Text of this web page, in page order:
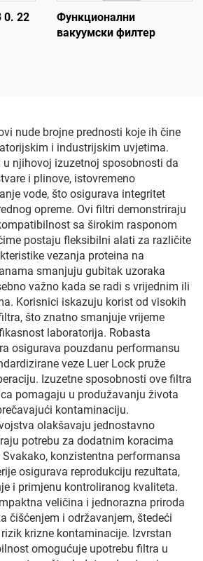
0. 22
Функционални
вакуумски филтер
nude brojne prednosti koje ih čine
i industrijskim uvjetima.
u njihovoj izuzetnoj sposobnosti da
i plinove, istovremeno
vode, što osigurava integritet
opreme. Ovi filtri demonstriraju
sa širokim rasponom
postaju fleksibilni alati za različite
vezanja proteina na
smanjuju gubitak uzoraka
važno kada se radi s vrijednim ili
Korisnici iskazuju korist od visokih
što znatno smanjuje vrijeme
laboratorija. Robasta
osigurava pouzdanu performansu
veze Luer Lock pruže
Izuzetne sposobnosti ove filtra
pomagaju u produžavanju života
kontaminaciju.
olakšavaju jednostavno
potrebu za dodatnim koracima
konzistentna performansa
osigurava reprodukciju rezultata,
i primjenu kontroliranog kvaliteta.
veličina i jednorazna priroda
čišćenjem i održavanjem, štedeći
krizne kontaminacije. Izvrstan
omogućuje upotrebu filtra u